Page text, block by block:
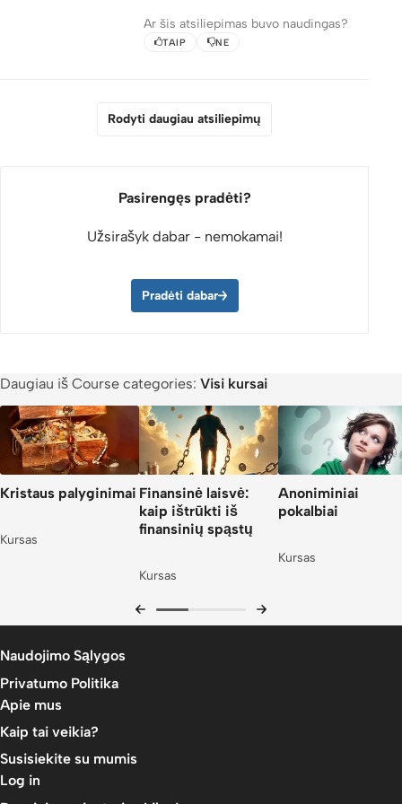
yra man labai svarbus.
Ar šis atsiliepimas buvo naudingas?
TAIP NE
Rodyti daugiau atsiliepimų
Pasirengęs pradėti?
Užsirašyk dabar - nemokamai!
Pradėti dabar
Daugiau iš Course categories: Visi kursai
Kristaus palyginimai
Kursas
Finansinė laisvė:
kaip ištrūkti iš
finansinių spąstų
Kursas
Anoniminiai
pokalbiai
Kursas
Naudojimo Sąlygos
Privatumo Politika
Apie mus
Kaip tai veikia?
Susisiekite su mumis
Log in